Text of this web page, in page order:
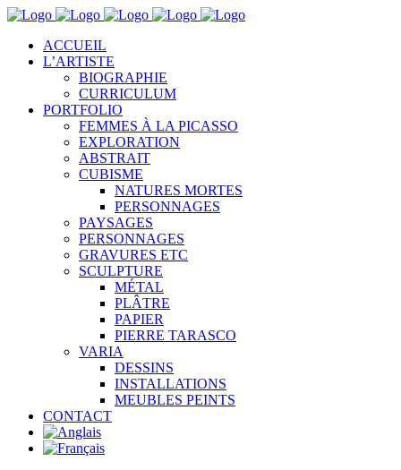
ACCUEIL
L’ARTISTE
BIOGRAPHIE
CURRICULUM
PORTFOLIO
FEMMES À LA PICASSO
EXPLORATION
ABSTRAIT
CUBISME
NATURES MORTES
PERSONNAGES
PAYSAGES
PERSONNAGES
GRAVURES ETC
SCULPTURE
MÉTAL
PLÂTRE
PAPIER
PIERRE TARASCO
VARIA
DESSINS
INSTALLATIONS
MEUBLES PEINTS
CONTACT